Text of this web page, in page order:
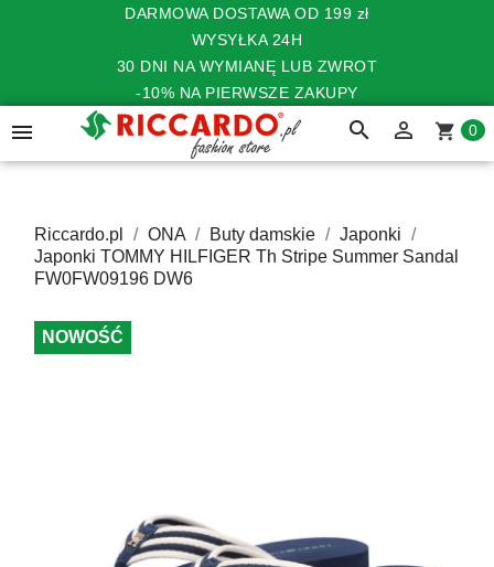
DARMOWA DOSTAWA OD 199 zł
WYSYŁKA 24H
30 DNI NA WYMIANĘ LUB ZWROT
-10% NA PIERWSZE ZAKUPY
 search  shopping_cart 0
Riccardo.pl ONA Buty damskie
Japonki
Japonki TOMMY HILFIGER Th Stripe Summer Sandal
FW0FW09196 DW6
NOWOŚĆ